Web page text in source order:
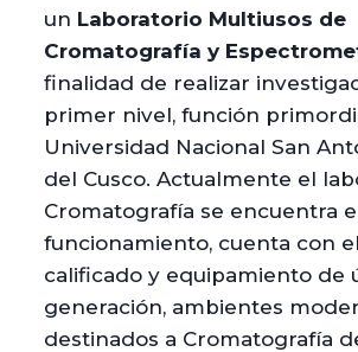
un Laboratorio Multiusos de
Cromatografía y
finalidad de realizar
primer nivel, función
Universidad Nacional San
del Cusco. Actualmente el
Cromatografía se encuentra
funcionamiento, cuenta con
calificado y equipamiento de
generación, ambientes
destinados a Cromatografía